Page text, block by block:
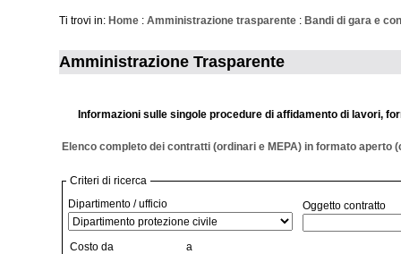
Ti trovi in: Home : Amministrazione trasparente : Bandi di gara e
Amministrazione Trasparente
Informazioni sulle singole procedure di affidamento di lavori,
Elenco completo dei contratti (ordinari e MEPA) in formato aperto
Criteri di ricerca
Dipartimento / ufficio
Oggetto contratto
Costo da a